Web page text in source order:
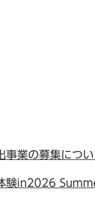
事業の募集につ
験in2026